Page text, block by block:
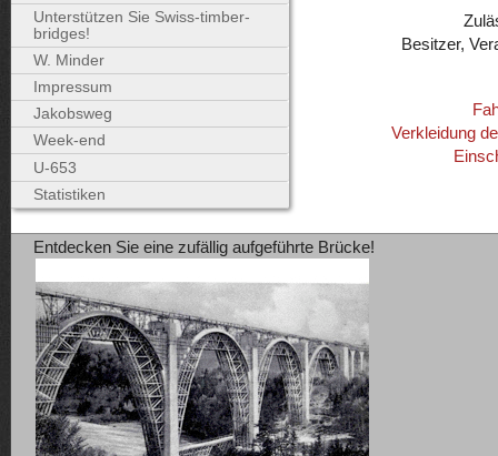
Besitzer,
Verkleidung
Unterstützen Sie Swiss-timber-
bridges!
W. Minder
Impressum
Jakobsweg
Week-end
U-653
Statistiken
Entdecken Sie eine zufällig aufgeführte Brücke!